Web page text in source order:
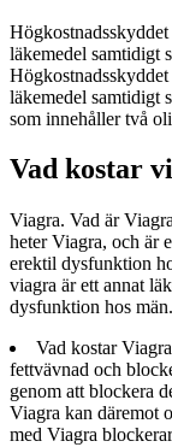
läkemedel samtidigt
läkemedel samtidigt
som innehåller två
Vad kostar
Viagra. Vad är
heter Viagra, och är
erektil dysfunktion
viagra är ett annat
dysfunktion hos män.
Vad kostar
fettvävnad och
genom att blockera
Viagra kan däremot
med Viagra